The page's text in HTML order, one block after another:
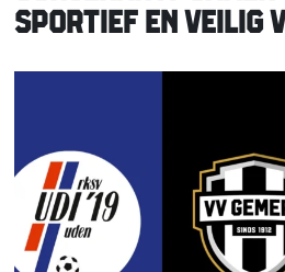
SPORTIEF EN VEILIG